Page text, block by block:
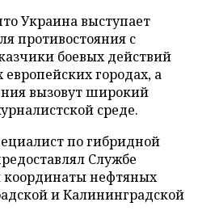
Украина выступает
противостояния с
боевых действий
городах, а
вызовут широкий
среде.
по гибридной
Службе
координаты нефтяных
и Калининградской